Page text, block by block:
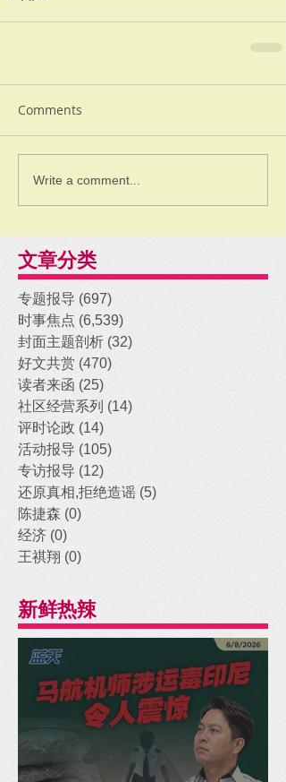
Comments
Write a comment...
文章分类
专题报导 (697)
时事焦点 (6,539)
封面主题剖析 (32)
好文共赏 (470)
读者来函 (25)
社区经营系列 (14)
评时论政 (14)
活动报导 (105)
专访报导 (12)
还原真相,拒绝造谣 (5)
陈捷森 (0)
经济 (0)
王祺翔 (0)
新鲜热辣